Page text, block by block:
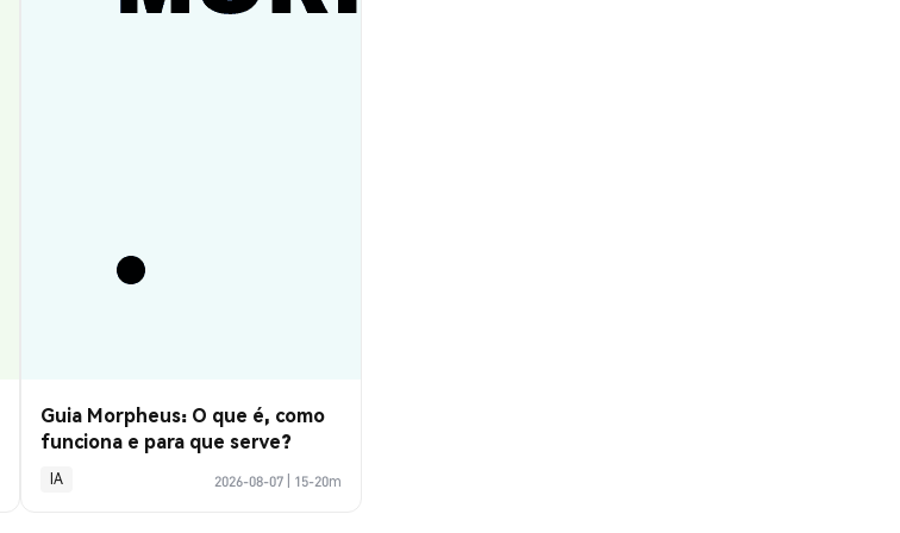
Guia Morpheus: O que é, como
funciona e para que serve?
IA 2026-08-07 15-20m